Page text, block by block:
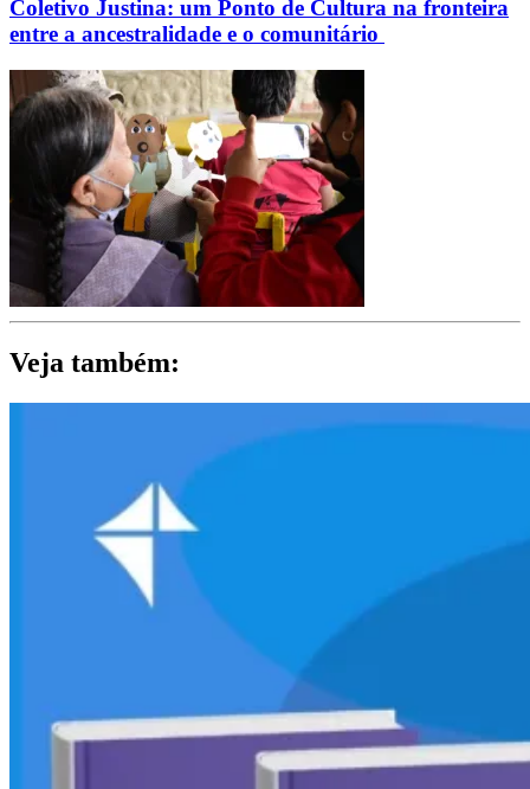
Coletivo Justina: um Ponto de Cultura na fronteira
entre a ancestralidade e o comunitário
Veja também: